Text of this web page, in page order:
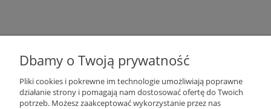
Dbamy o Twoją prywatność
Pliki cookies i pokrewne im technologie umożliwiają poprawne
działanie strony i pomagają nam dostosować ofertę do Twoich
potrzeb. Możesz zaakceptować wykorzystanie przez nas